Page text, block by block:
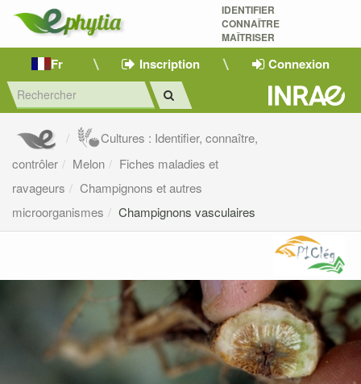
IDENTIFIER
CONNAÎTRE
MAÎTRISER
Fr Inscription Connexion
Cultures : Identifier, connaître,
contrôler
Melon
Fiches maladies et
ravageurs
Champignons et autres
microorganismes
Champignons vasculaires